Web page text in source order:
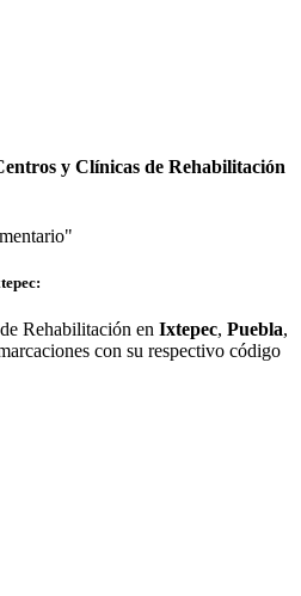
y Clínicas de Rehabilitación
Rehabilitación en Ixtepec, Puebla,
con su respectivo código